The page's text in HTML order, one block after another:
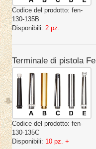
Codice del prodotto: fen-
130-135B
Disponibili: 2 pz.
Terminale di pistola
Codice del prodotto: fen-
130-135C
Disponibili: 10 pz. +